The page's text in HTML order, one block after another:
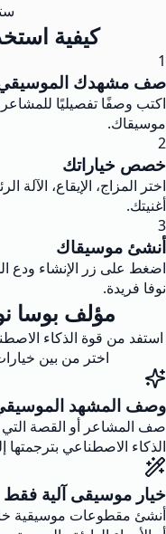
كيفية
1
صف مشهدك
اكتب وصفًا تفصيليًا للمشاعر
موسيقاك.
2
خصص خياراتك
اختر المزاج، الإيقاع،
أغنيتك.
3
أنشئ موسيقاك
اضغط على زر الإنشاء ودع
نوفا فريدة.
مؤلف بوسا
استفد من قوة الذكاء
اختر من بين
وصف المشهد
صف المشاعر أو القصة التي
الذكاء الاصطناعي بترجمتها
خيار موسيقى آلية فقط
أنشئ مقطوعات موسيقية